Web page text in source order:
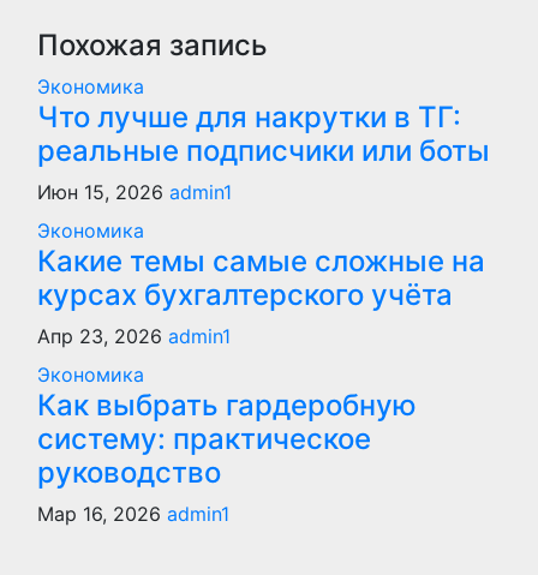
записям
Похожая запись
Экономика
Что лучше для накрутки в ТГ:
реальные подписчики или боты
Июн 15, 2026 admin1
Экономика
Какие темы самые сложные на
курсах бухгалтерского учёта
Апр 23, 2026 admin1
Экономика
Как выбрать гардеробную
систему: практическое
руководство
Мар 16, 2026 admin1